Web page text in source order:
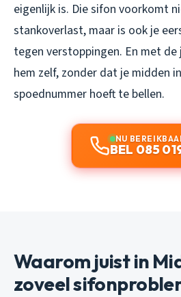
eigenlijk is. Die sifon voorkomt
stankoverlast, maar is ook je
tegen verstoppingen. En met
hem zelf, zonder dat je midden
spoednummer hoeft te bellen.
NU
BEL 085
Waarom juist in
zoveel